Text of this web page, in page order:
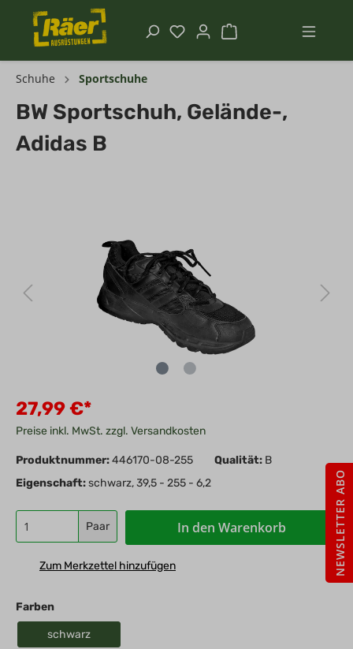
Schuhe Sportschuhe
BW Sportschuh, Gelände-,
Adidas B
27,99 €*
Preise inkl. MwSt. zzgl. Versandkosten
Produktnummer:446170-08-255 Qualität: B
Eigenschaft:schwarz, 39,5 - 255 - 6,2
Paar In den Warenkorb
Zum Merkzettel hinzufügen
Farben
schwarz
NEWSLETTER ABO